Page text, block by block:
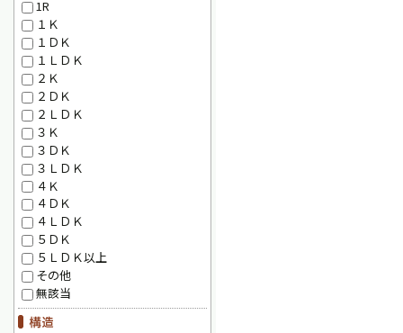
1R
１Ｋ
１ＤＫ
１ＬＤＫ
２Ｋ
２ＤＫ
２ＬＤＫ
３Ｋ
３ＤＫ
３ＬＤＫ
４Ｋ
４ＤＫ
４ＬＤＫ
５ＤＫ
５ＬＤＫ以上
その他
無該当